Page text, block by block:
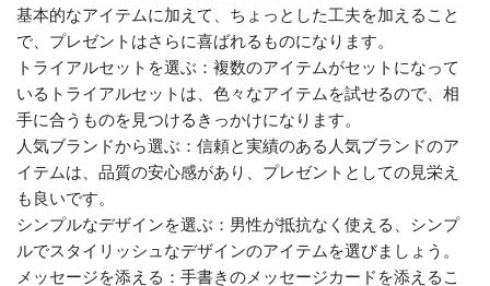
基本的なアイテムに加えて、ちょっとした工夫を加えること
で、プレゼントはさらに喜ばれるものになります。
トライアルセットを選ぶ：複数のアイテムがセットになって
いるトライアルセットは、色々なアイテムを試せるので、相
手に合うものを見つけるきっかけになります。
人気ブランドから選ぶ：信頼と実績のある人気ブランドのア
イテムは、品質の安心感があり、プレゼントとしての見栄え
も良いです。
シンプルなデザインを選ぶ：男性が抵抗なく使える、シンプ
ルでスタイリッシュなデザインのアイテムを選びましょう。
メッセージを添える：手書きのメッセージカードを添えるこ